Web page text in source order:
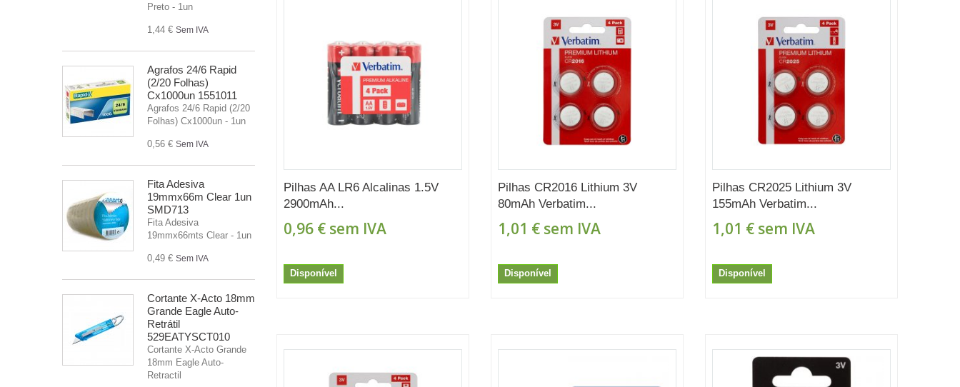
Preto - 1un
1,44 € Sem IVA
Agrafos 24/6 Rapid
(2/20 Folhas)
Cx1000un 1551011
Agrafos 24/6 Rapid (2/20
Folhas) Cx1000un - 1un
0,56 € Sem IVA
Fita Adesiva
19mmx66m Clear 1un
SMD713
Fita Adesiva
19mmx66mts Clear - 1un
0,49 € Sem IVA
Cortante X-Acto 18mm
Grande Eagle Auto-
Retrátil
529EATYSCT010
Cortante X-Acto Grande
18mm Eagle Auto-
Retractil
Pilhas AA LR6 Alcalinas 1.5V
2900mAh...
0,96 € sem IVA
Disponível
Pilhas CR2016 Lithium 3V
80mAh Verbatim...
1,01 €sem IVA
Disponível
Pilhas CR2025 Lithium 3V
155mAh Verbatim...
1,01 €sem IVA
Disponível